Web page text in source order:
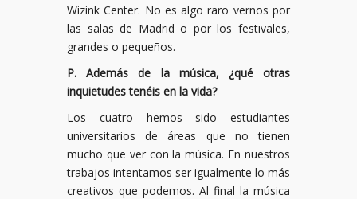
Wizink Center. No es algo raro vernos por
las salas de Madrid o por los festivales,
grandes o pequeños.
P. Además de la música, ¿qué otras
inquietudes tenéis en la vida?
Los cuatro hemos sido estudiantes
universitarios de áreas que no tienen
mucho que ver con la música. En nuestros
trabajos intentamos ser igualmente lo más
creativos que podemos. Al final la música